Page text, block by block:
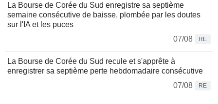
La Bourse de Corée du Sud enregistre sa septième
semaine consécutive de baisse, plombée par les doutes
sur l'IA et les puces
07/08
RE
La Bourse de Corée du Sud recule et s'apprête à
enregistrer sa septième perte hebdomadaire consécutive
07/08
RE